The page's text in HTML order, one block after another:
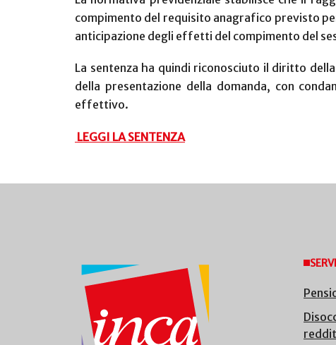
compimento del requisito anagrafico previsto
anticipazione degli effetti del compimento del
La sentenza ha quindi riconosciuto il diritto
della presentazione della domanda, con
effettivo.
LEGGI LA SENTENZA